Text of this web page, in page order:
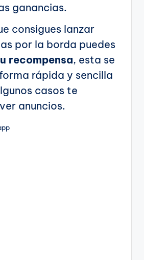
ganancias.
consigues lanzar
por la borda puedes
recompensa, esta se
rápida y sencilla
casos te
anuncios.